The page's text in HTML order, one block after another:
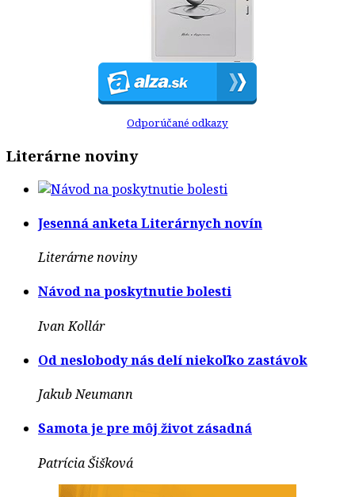
Odporúčané odkazy
Literárne noviny
Jesenná anketa Literárnych novín
Literárne noviny
Návod na poskytnutie bolesti
Ivan Kollár
Od neslobody nás delí niekoľko zastávok
Jakub Neumann
Samota je pre môj život zásadná
Patrícia Šišková